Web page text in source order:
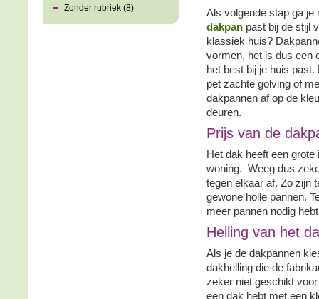
Zonder rubriek (8)
Als volgende stap ga
dakpanpast bij de stijl
klassiek huis?
vormen, het is dus een
het best bij je huis
pet zachte golving of
dakpannen af op de
deuren.
Prijs van de
Het dak heeft een grote
woning. Weeg dus
tegen elkaar af. Zo zijn
gewone holle pannen.
meer pannen nodig
Helling van het
Als je de dakpannen
dakhelling die de
zeker niet geschikt
een dak hebt met een